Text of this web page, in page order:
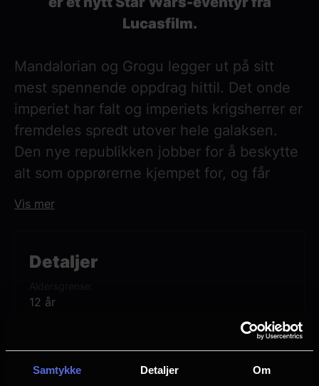
Samtykke Detaljer Om
Detaljer
12 år
20 mai
Lengde
Lucasfilm.
Mandalorian og Grogu legger ut på sitt
mest spennende oppdrag hittil. Det onde
imperiet har falt og imperiets krigsherrer er
fremdeles spredt utover hele galaksen.
Den nye republikken jobber for å beskytte
alt som opprørerne kjempet for, og får
Vis mer